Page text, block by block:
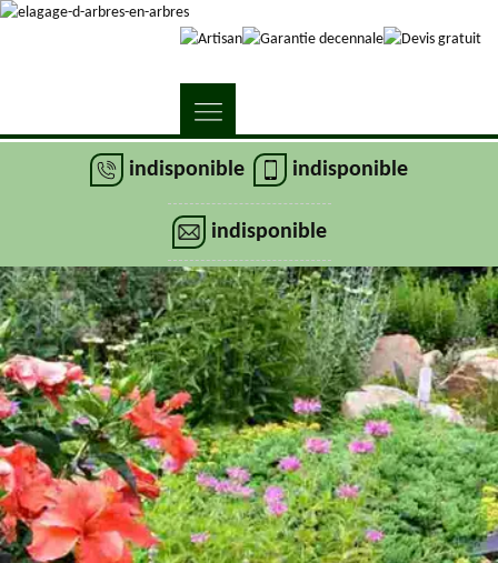
indisponible indisponible
indisponible